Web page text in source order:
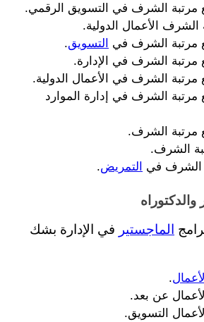
مرتبة الشرف في التسويق الرقمي.
الشرف الأعمال الدولية.
مرتبة الشرف في التسويق.
مرتبة الشرف في الإدارة.
مرتبة الشرف في الأعمال الدولية.
مرتبة الشرف.
الشرف.
الشرف في التمريض.
الماجستير
.
عن بعد.
التسويق.